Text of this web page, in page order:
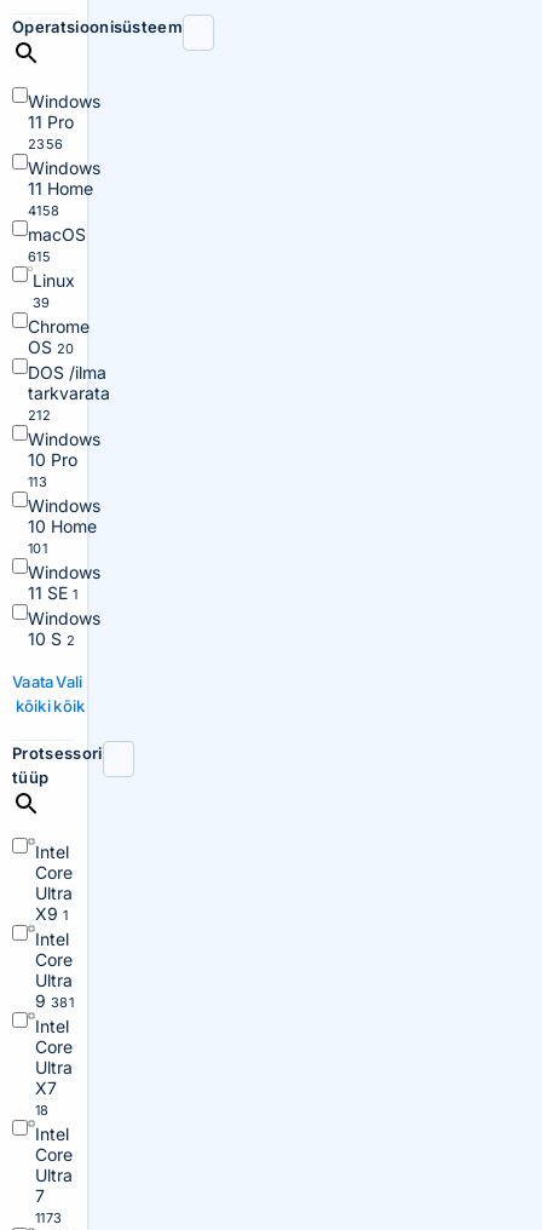
Operatsioonisüsteem
Windows
11 Pro
2356
Windows
11 Home
4158
macOS
615
Linux
39
Chrome
OS 20
DOS /ilma
tarkvarata
212
Windows
10 Pro
113
Windows
10 Home
101
Windows
11 SE 1
Windows
10 S 2
Vaata
kõiki
Vali
kõik
Protsessori
tüüp
Intel
Core
Ultra
X91
Intel
Core
Ultra
9 381
Intel
Core
Ultra
X7
18
Intel
Core
Ultra
7
1173